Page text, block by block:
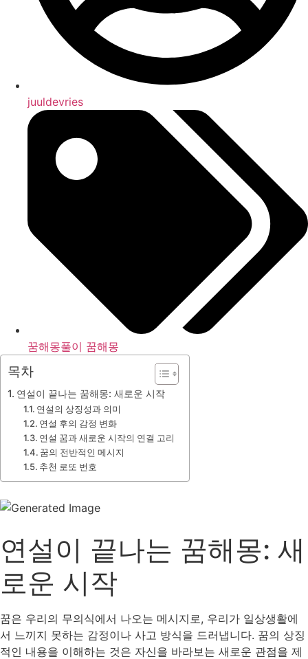
juuldevries
꿈해몽풀이 꿈해몽
목차
연설이 끝나는 꿈해몽: 새로운 시작
연설의 상징성과 의미
연설 후의 감정 변화
연설 꿈과 새로운 시작의 연결 고리
꿈의 전반적인 메시지
추천 로또 번호
연설이 끝나는 꿈해몽: 새
로운 시작
꿈은 우리의 무의식에서 나오는 메시지로, 우리가 일상생활에
서 느끼지 못하는 감정이나 사고 방식을 드러냅니다. 꿈의 상징
적인 내용을 이해하는 것은 자신을 바라보는 새로운 관점을 제